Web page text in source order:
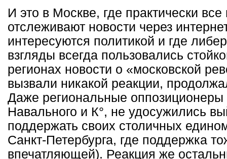
И это в Москве, где практически
отслеживают новости через
интересуются политикой и где
взгляды всегда пользовались
регионах новости о «московской
вызвали никакой реакции,
Даже региональные оппозиционеры
Навального и К°, не удосужились
поддержать своих столичных
Санкт-Петербурга, где поддержка
впечатляющей). Реакция же